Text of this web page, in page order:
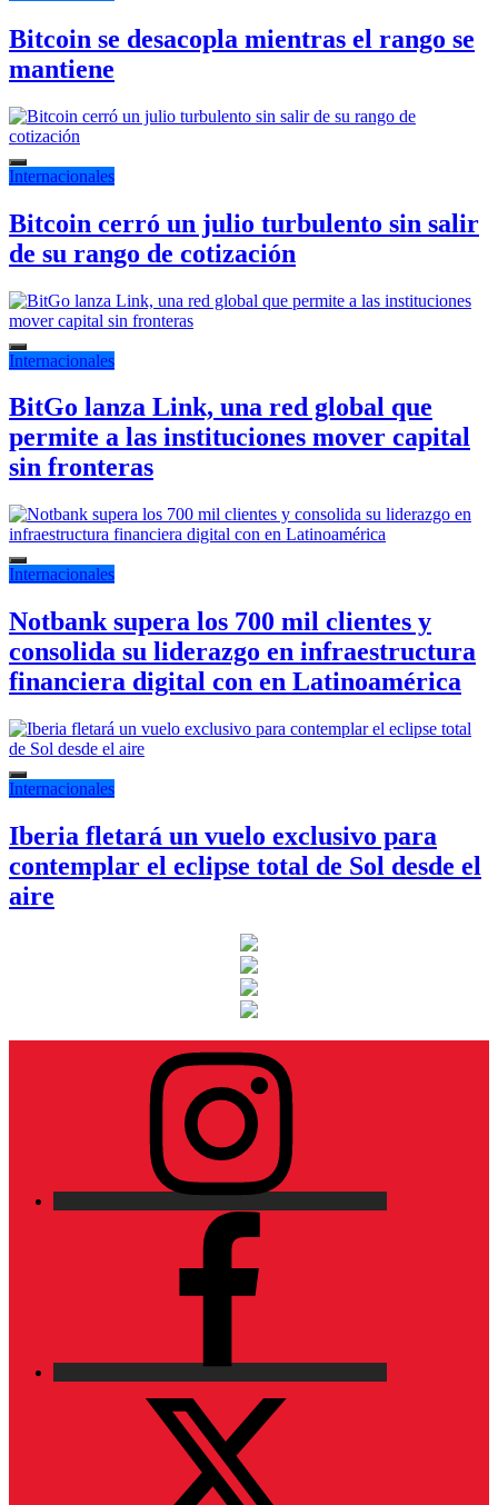
Bitcoin se desacopla mientras el rango se
mantiene
Internacionales
Bitcoin cerró un julio turbulento sin salir
de su rango de cotización
Internacionales
BitGo lanza Link, una red global que
permite a las instituciones mover capital
sin fronteras
Internacionales
Notbank supera los 700 mil clientes y
consolida su liderazgo en infraestructura
financiera digital con en Latinoamérica
Internacionales
Iberia fletará un vuelo exclusivo para
contemplar el eclipse total de Sol desde el
aire